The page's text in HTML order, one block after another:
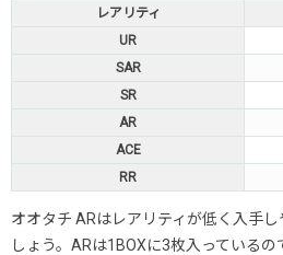
レアリティ
UR
SAR
SR
AR
ACE
RR
オオタチ ARはレアリティが低く入手
しょう。ARは1BOXに3枚入っている